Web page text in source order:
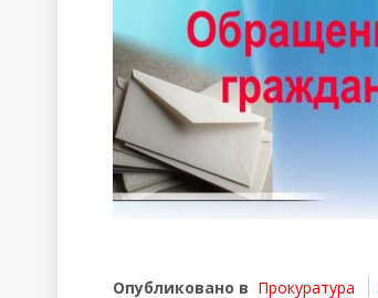
Опубликовано в Прокуратура